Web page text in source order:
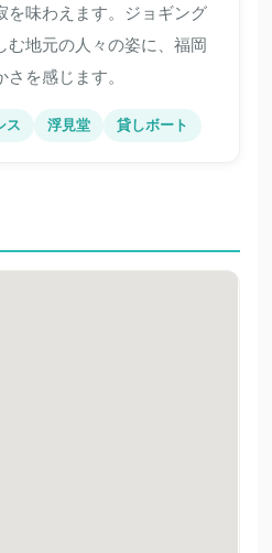
を味わえます。ジョギング
む地元の人々の姿に、福岡
を感じます。
ス 浮見堂 貸しボート